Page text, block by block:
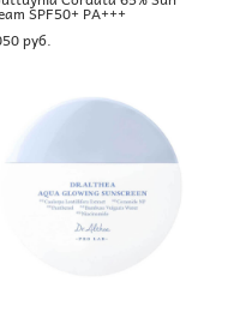
SPF50+ PA+++
pуб.